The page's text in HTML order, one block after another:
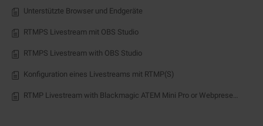
Unterstützte Browser und Endgeräte
RTMPS Livestream mit OBS Studio
RTMPS Livestream with OBS Studio
Konfiguration eines Livestreams mit RTMP(S)
RTMP Livestream with Blackmagic ATEM Mini Pro or Webpresenter HD